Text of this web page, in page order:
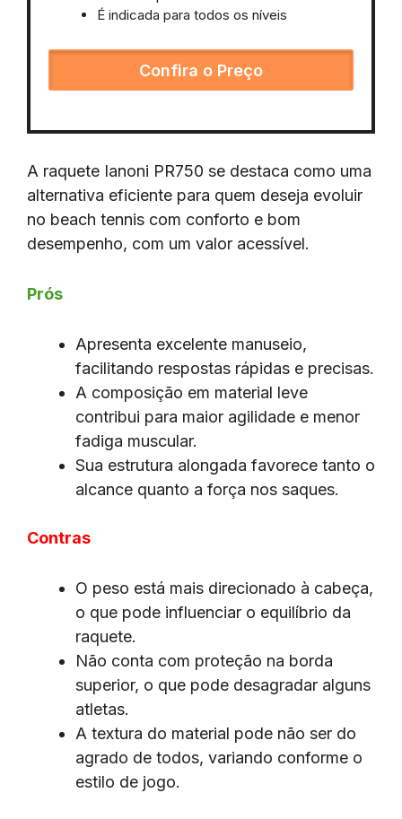
É indicada para todos os níveis
Confira o Preço
A raquete Ianoni PR750 se destaca como uma
alternativa eficiente para quem deseja evoluir
no beach tennis com conforto e bom
desempenho, com um valor acessível.
Prós
Apresenta excelente manuseio,
facilitando respostas rápidas e precisas.
A composição em material leve
contribui para maior agilidade e menor
fadiga muscular.
Sua estrutura alongada favorece tanto o
alcance quanto a força nos saques.
Contras
O peso está mais direcionado à cabeça,
o que pode influenciar o equilíbrio da
raquete.
Não conta com proteção na borda
superior, o que pode desagradar alguns
atletas.
A textura do material pode não ser do
agrado de todos, variando conforme o
estilo de jogo.